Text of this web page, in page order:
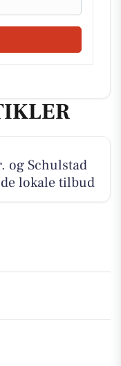
og Schulstad
lokale tilbud